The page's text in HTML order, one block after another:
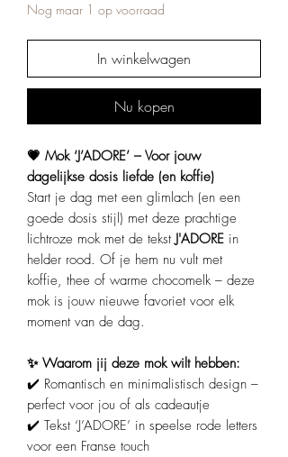
Nog maar 1 op voorraad
In winkelwagen
Nu kopen
💗 Mok ‘J’ADORE’ – Voor jouw
dagelijkse dosis liefde (en koffie)
Start je dag met een glimlach (en een
goede dosis stijl) met deze prachtige
lichtroze mok met de tekstJ'ADORE in
helder rood. Of je hem nu vult met
koffie, thee of warme chocomelk – deze
mok is jouw nieuwe favoriet voor elk
moment van de dag.
✨ Waarom jij deze mok wilt hebben:
✔️ Romantisch en minimalistisch design –
perfect voor jou of als cadeautje
✔️ Tekst ‘J’ADORE’ in speelse rode letters
voor een Franse touch